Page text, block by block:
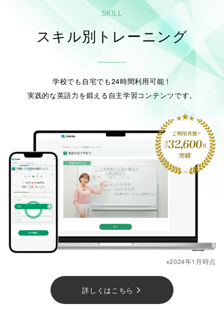
スキル別トレーニング
学校でも自宅でも24時間利用可能！
実践的な英語力を鍛える自主学習コンテンツです。
※2024年1月時点
詳しくはこちら arrow_forward_ios